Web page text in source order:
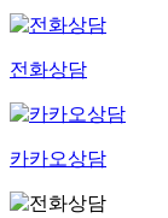
전화상담
카카오상담